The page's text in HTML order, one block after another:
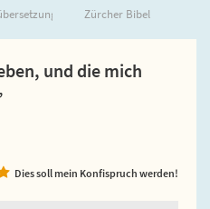
Zürcher Bibel
und die mich
Dies soll mein Konfispruch werden!